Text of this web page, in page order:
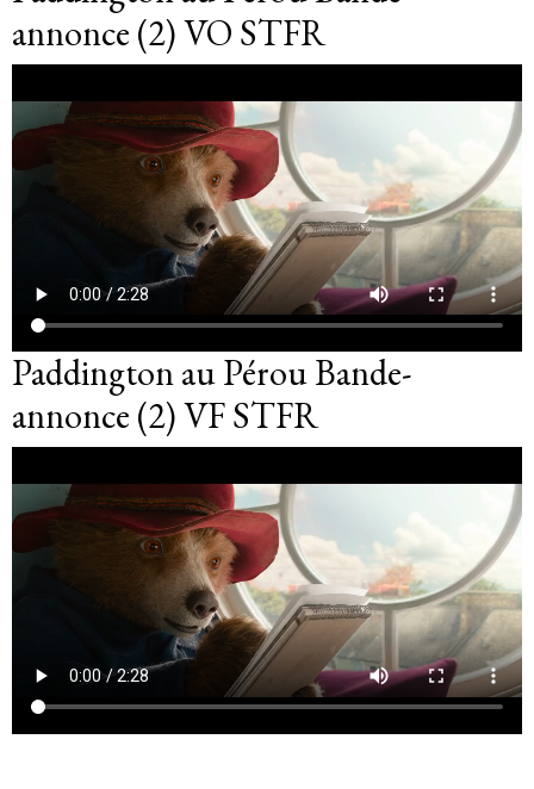
annonce (2) VO STFR
Paddington au Pérou Bande-
annonce (2) VF STFR